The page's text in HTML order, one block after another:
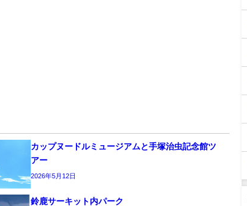
カップヌードルミュージアムと手塚治虫記念館ツ
アー
2026年5月12日
鈴鹿サーキット内パーク